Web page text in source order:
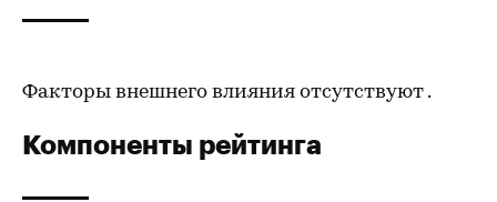
Факторы внешнего влияния отсутствуют .
Компоненты рейтинга